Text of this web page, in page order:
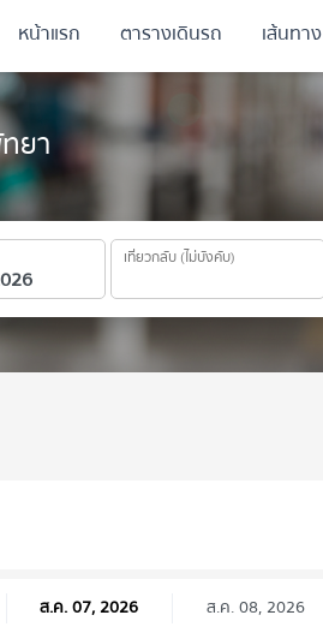
ยา
เที่ยวกลับ (ไม่บังคับ)
หน้าแรก ตารางเดินรถ เส้นทาง
ส.ค. 07, 2026 ส.ค. 08, 2026